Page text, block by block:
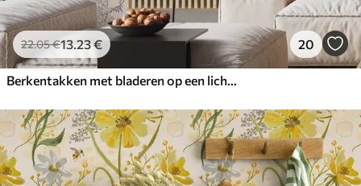
22.05€13.23€ 20
Berkentakken met bladeren op een lichte achtergrond